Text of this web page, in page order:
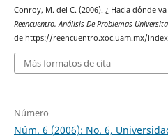
Conroy, M. del C. (2006). ¿ Hacia dónde
Reencuentro. Análisis De Problemas
de https://reencuentro.xoc.uam.mx/
Más formatos de cita
Número
Núm. 6 (2006): No. 6,